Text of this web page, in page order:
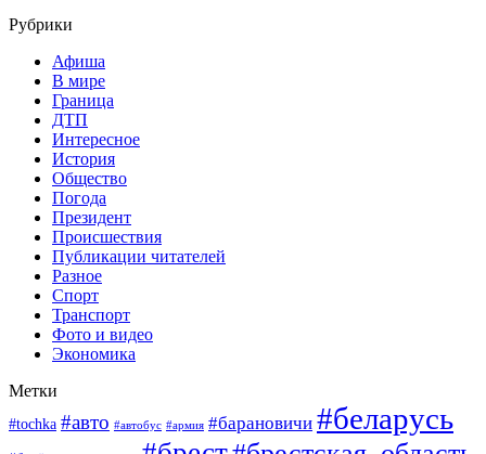
Рубрики
Афиша
В мире
Граница
ДТП
Интересное
История
Общество
Погода
Президент
Происшествия
Публикации читателей
Разное
Спорт
Транспорт
Фото и видео
Экономика
Метки
#tochka #авто #автобус #армия #барановичи #беларусь